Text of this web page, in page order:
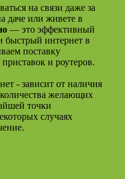
на связи даже за
даче или живете в
— это эффективный
быстрый интернет в
поставку
и роутеров.
- зависит от наличия
желающих
точки
случаях